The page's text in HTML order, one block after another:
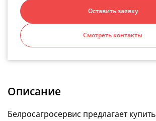
Оставить заявку
Смотреть контакты
Описание
Белросагросервис предлагает купить